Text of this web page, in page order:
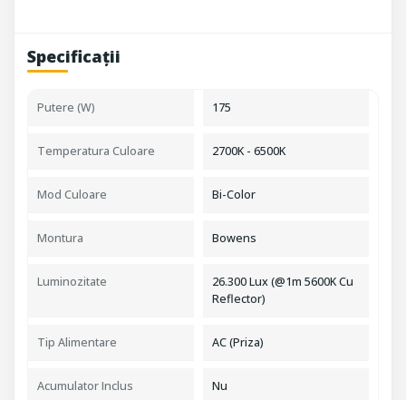
Specificații
Putere (W) 175
Temperatura Culoare 2700K - 6500K
Mod Culoare Bi-Color
Montura Bowens
Luminozitate
26.300 Lux (@1m 5600K Cu
Reflector)
Tip Alimentare AC (Priza)
Acumulator Inclus Nu